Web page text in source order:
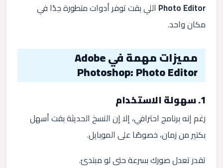
Photo Editor اللي بقت توفر أدوات متطورة جدًا في
مكان واحد.
مميزات مهمة في Adobe
Photoshop: Photo Editor
1. سهولة الاستخدام
رغم إنه برنامج احترافي، إلا إن النسخ الحديثة بقت أسهل
بكتير من زمان، خصوصًا على الموبايل.
تقدر تعدل صورك بسرعة حتى لو مبتدئ.